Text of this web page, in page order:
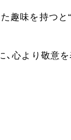
趣味を持つと
、心より敬意